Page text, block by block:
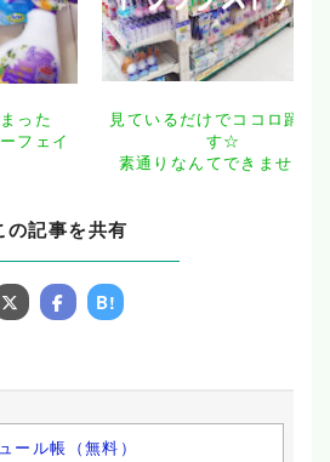
った
フェイ
見ているだけでココロ踊り
す☆
素通りなんてできません！
の記事を共有
B!
ール帳（無料）